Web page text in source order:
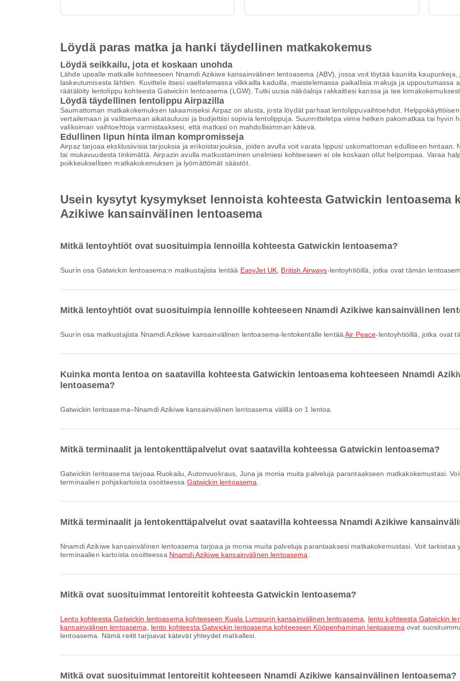
Löydä paras matka ja hanki täydellinen matkakokemus
Löydä seikkailu, jota et koskaan unohda
Lähde upealle matkalle kohteeseen Nnamdi Azikiwe kansainvälinen lentoasema (ABV), jossa voit löytää kauniita
laskeutumisesta lähtien. Kuvittele itsesi vaeltelemassa vilkkailla kaduilla, maistelemassa paikallisia makuja ja uppoutumassa
räätälöity lentolippu kohteesta Gatwickin lentoasema (LGW). Tutki uusia näköaloja rakkaittesi kanssa ja tee
Löydä täydellinen lentolippu Airpazilla
Saumattoman matkakokemuksen takaamiseksi Airpaz on alusta, josta löydät parhaat lentolippuvaihtoehdot.
vertailemaan ja valitsemaan aikatauluusi ja budjettiisi sopivia lentolippuja. Suunnitteletpa viime hetken pakomatkaa tai hyvin
valikoiman vaihtoehtoja varmistaaksesi, että matkasi on mahdollisimman kätevä.
Edullinen lipun hinta ilman kompromisseja
Airpaz tarjoaa eksklusiivisia tarjouksia ja erikoistarjouksia, joiden avulla voit varata lippusi uskomattoman edulliseen hintaan.
tai mukavuudesta tinkimättä. Airpazin avulla matkustaminen unelmiesi kohteeseen ei ole koskaan ollut helpompaa. Varaa
poikkeuksellisen matkakokemuksen ja lyömättömät säästöt.
Usein kysytyt kysymykset lennoista kohteesta Gatwickin lentoasema
Azikiwe kansainvälinen lentoasema
Mitkä lentoyhtiöt ovat suosituimpia lennoilla kohteesta Gatwickin lentoasema?
Suurin osa Gatwickin lentoasema:n matkustajista lentää EasyJet UK British Airways-lentoyhtiöillä, jotka ovat tämän
Mitkä lentoyhtiöt ovat suosituimpia lennoille kohteeseen Nnamdi Azikiwe kansainvälinen
Suurin osa matkustajista Nnamdi Azikiwe kansainvälinen lentoasema-lentokentälle lentääAir Peace-lentoyhtiöillä, jotka ovat
Kuinka monta lentoa on saatavilla kohteesta Gatwickin lentoasema kohteeseen Nnamdi
lentoasema?
Gatwickin lentoasema–Nnamdi Azikiwe kansainvälinen lentoasema välillä on 1 lentoa.
Mitkä terminaalit ja lentokenttäpalvelut ovat saatavilla kohteessa Gatwickin lentoasema?
Gatwickin lentoasema tarjoaa Ruokailu, Autonvuokraus, Juna ja monia muita palveluja parantaakseen matkakokemustasi. Voit tarkistaa lisätiedot palveluista ja
terminaalien pohjakartoista osoitteessa Gatwickin lentoasema
Mitkä terminaalit ja lentokenttäpalvelut ovat saatavilla kohteessa Nnamdi Azikiwe
Nnamdi Azikiwe kansainvälinen lentoasema tarjoaa ja monia muita palveluja parantaaksesi matkakokemustasi. Voit tarkistaa yksityiskohtaiset tiedot palveluista ja
terminaalien kartoista osoitteessa Nnamdi Azikiwe kansainvälinen lentoasema
Mitkä ovat suosituimmat lentoreitit kohteesta Gatwickin lentoasema?
lento kohteesta Gatwickin lentoasema kohteeseen Kuala Lumpurin kansainvälinen lentoasema
lento kohteesta Gatwickin
kansainvälinen lentoasema
lento kohteesta Gatwickin lentoasema kohteeseen Kööpenhaminan lentoasema ovat
lentoasema. Nämä reitit tarjoavat kätevät yhteydet matkallesi.
Mitkä ovat suosituimmat lentoreitit kohteeseen Nnamdi Azikiwe kansainvälinen lentoasema?